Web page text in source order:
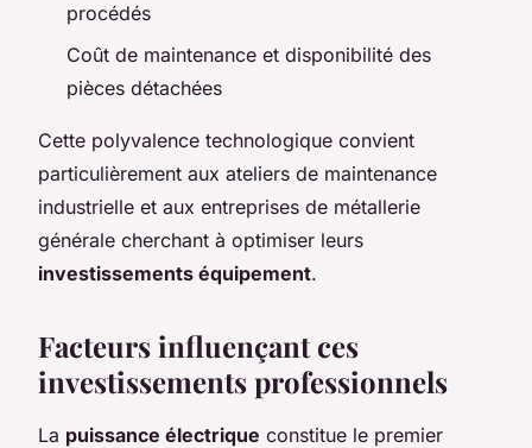
procédés
Coût de maintenance et disponibilité des
pièces détachées
Cette polyvalence technologique convient
particulièrement aux ateliers de maintenance
industrielle et aux entreprises de métallerie
générale cherchant à optimiser leurs
investissements équipement.
Facteurs influençant ces
investissements professionnels
La puissance électrique constitue le premier